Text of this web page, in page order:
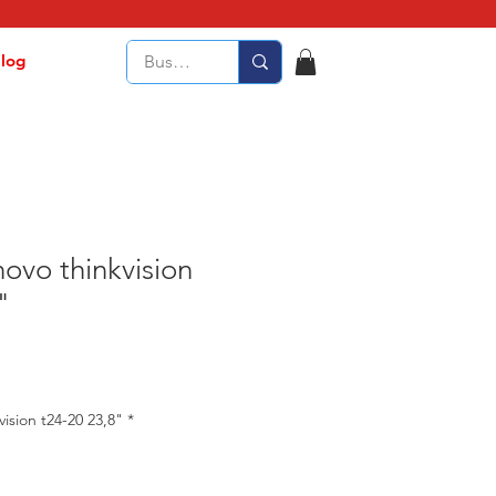
thinkvision
t24-20 23,8" *